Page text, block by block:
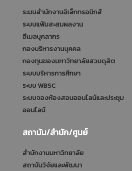
ระบบสำนักงานอิเล็กทรอนิกส์
ระบบแฟ้มสะสมผลงาน
อีเมลบุคลากร
กองบริหารงานบุคคล
กองทุนของมหาวิทยาลัยสวนดุสิต
ระบบบริหารการศึกษา
ระบบ WBSC
ระบบจองห้องสอนออนไลน์และประชุม
ออนไลน์
สถาบัน/สำนัก/ศูนย์
สำนักงานมหาวิทยาลัย
สถาบันวิจัยและพัฒนา